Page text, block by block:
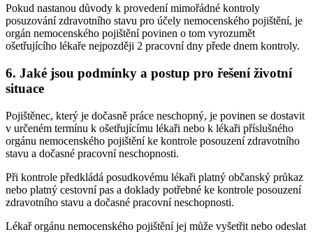
Pokud nastanou důvody k provedení mimořádné kontroly
posuzování zdravotního stavu pro účely nemocenského pojištění, je
orgán nemocenského pojištění povinen o tom vyrozumět
ošetřujícího lékaře nejpozději 2 pracovní dny přede dnem kontroly.
6. Jaké jsou podmínky a postup pro řešení životní
situace
Pojištěnec, který je dočasně práce neschopný, je povinen se dostavit
v určeném termínu k ošetřujícímu lékaři nebo k lékaři příslušného
orgánu nemocenského pojištění ke kontrole posouzení zdravotního
stavu a dočasné pracovní neschopnosti.
Při kontrole předkládá posudkovému lékaři platný občanský průkaz
nebo platný cestovní pas a doklady potřebné ke kontrole posouzení
zdravotního stavu a dočasné pracovní neschopnosti.
Lékař orgánu nemocenského pojištění jej může vyšetřit nebo odeslat